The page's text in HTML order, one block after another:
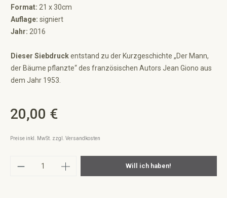
Format: 21 x 30cm
Auflage: signiert
Jahr: 2016
Dieser Siebdruckentstand zu der Kurzgeschichte „Der Mann,
der Bäume pflanzte“ des französischen Autors Jean Giono aus
dem Jahr 1953.
Regulärer Preis:
20,00 €
Preise inkl. MwSt. zzgl. Versandkosten
Produkt Anzahl: Gib den gewünschten
Will ich haben!